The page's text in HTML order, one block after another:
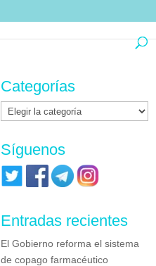
Categorías
Categorías
Síguenos
Entradas recientes
El Gobierno reforma el sistema
de copago farmacéutico